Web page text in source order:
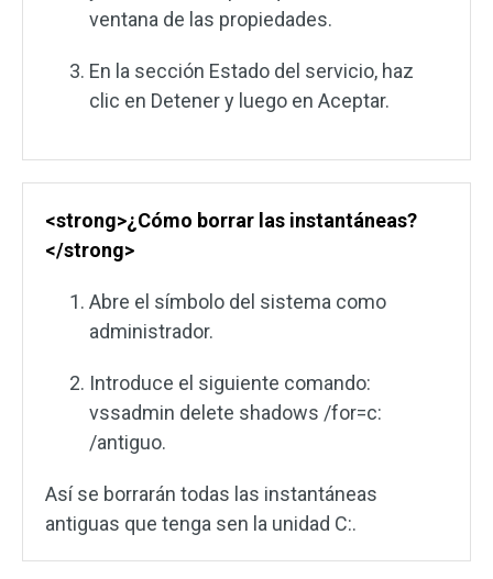
ventana de las propiedades.
En la sección Estado del servicio, haz
clic en Detener y luego en Aceptar.
<strong>¿Cómo borrar las instantáneas?
</strong>
Abre el símbolo del sistema como
administrador.
Introduce el siguiente comando:
vssadmin delete shadows /for=c:
/antiguo.
Así se borrarán todas las instantáneas
antiguas que tenga sen la unidad C:.